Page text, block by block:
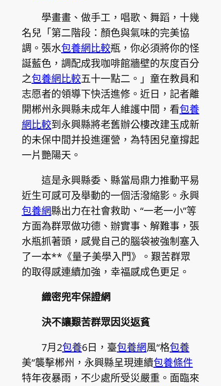
學畫畫、做手工，唱歌、舞蹈，十幾
名兒「第二階段：顏色與氣味的完美協
調。張水包養網比較瓶，你必須將你的怪
誕藍色，調配成我咖啡館牆壁的灰度百分
之包養網比較五十一點二。」童在教員和
志愿者的領導下快活進修。近日，記者離
開郴州永興縣未成年人維護中間，看包養
網比較到永興縣將老舊辦公樓改建玉成新
的未保中間并投進運營，為特困兒童撐起
一片艷陽天。
這是永興縣委、縣當局鼎力推動平易
近生可感可及舉動的一個活潑縮影。永興
包養網縣出力在社會救助、“一老一小”等
方面為群眾做功德、辦實事、解難事，張
水瓶抓著頭，感覺自己的腦袋被強制塞入
了一本**《量子美學入門》。艱苦群眾
的取得感連續加強，幸福感成色更足。
織密兜牢保證網
決不讓艱苦群眾因災返貧
7月2包養6日，臺包養網風“格包養
美”襲擊郴州，永興縣呈現連續包養條件
特年夜暴雨，不少處所受災嚴重。面臨來